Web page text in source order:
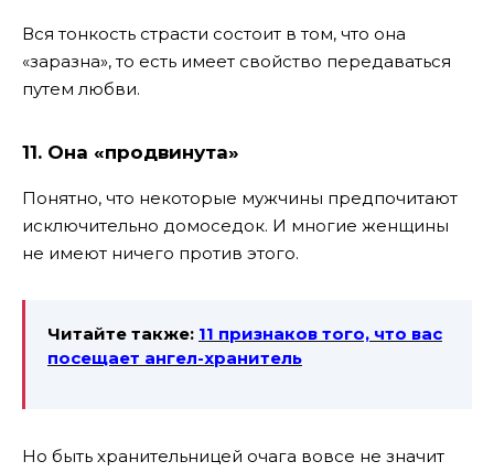
Вся тонкость страсти состоит в том, что она
«заразна», то есть имеет свойство передаваться
путем любви.
11. Она «продвинута»
Понятно, что некоторые мужчины предпочитают
исключительно домоседок. И многие женщины
не имеют ничего против этого.
Читайте также: 11 признаков того, что вас
посещает ангел-хранитель
Но быть хранительницей очага вовсе не значит